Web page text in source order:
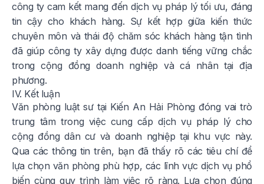
công ty cam kết mang đến dịch vụ pháp lý tối ưu, đáng
tin cậy cho khách hàng. Sự kết hợp giữa kiến thức
chuyên môn và thái độ chăm sóc khách hàng tận tình
đã giúp công ty xây dựng được danh tiếng vững chắc
trong cộng đồng doanh nghiệp và cá nhân tại địa
phương.
IV. Kết luận
Văn phòng luật sư tại Kiến An Hải Phòng đóng vai trò
trung tâm trong việc cung cấp dịch vụ pháp lý cho
cộng đồng dân cư và doanh nghiệp tại khu vực này.
Qua các thông tin trên, bạn đã thấy rõ các tiêu chí để
lựa chọn văn phòng phù hợp, các lĩnh vực dịch vụ phổ
biến cùng quy trình làm việc rõ ràng. Lựa chọn đúng